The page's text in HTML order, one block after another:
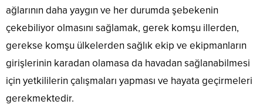
ağlarının daha yaygın ve her durumda şebekenin
çekebiliyor olmasını sağlamak, gerek komşu illerden,
gerekse komşu ülkelerden sağlık ekip ve ekipmanların
girişlerinin karadan olamasa da havadan sağlanabilmesi
için yetkililerin çalışmaları yapması ve hayata geçirmeleri
gerekmektedir.